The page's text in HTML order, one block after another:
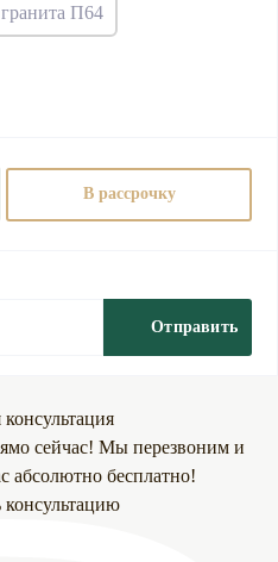
В рассрочку
Отправить
сейчас! Мы перезвоним и
абсолютно бесплатно!
консультацию